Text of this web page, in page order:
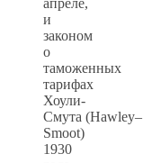
и
законом
о
таможенных
тарифах
Хоули-
Смута (Hawley–
Smoot)
1930